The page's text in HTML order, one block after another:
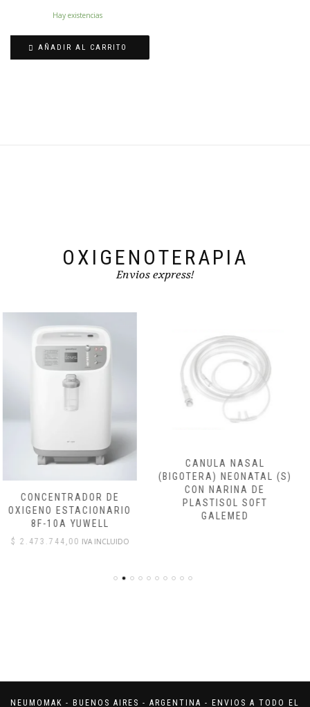
Hay existencias
AÑADIR AL CARRITO
OXIGENOTERAPIA
Envios express!
CANULA NASAL
PLASTISOL SOFT
GALEMED
CANULA NASAL
(BIGOTERA) PEDIATRICA
(M) CON NARINA DE
PLASTISOL SOFT
GALEMED
NEUMOMAK - BUENOS AIRES - ARGENTINA - ENVIOS A TODO EL